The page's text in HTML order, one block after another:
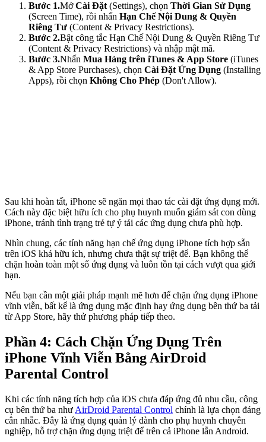
Bước 1.MởCài Đặt (Settings), chọn Thời Gian Sử Dụng
(Screen Time), rồi nhấn Hạn Chế Nội Dung & Quyền
Riêng Tư (Content & Privacy Restrictions).
Bước 2.Bật công tắc Hạn Chế Nội Dung & Quyền Riêng Tư
(Content & Privacy Restrictions) và nhập mật mã.
Bước 3.Nhấn Mua Hàng trên iTunes & App Store (iTunes
& App Store Purchases), chọn Cài Đặt Ứng Dụng (Installing
Apps), rồi chọn Không Cho Phép (Don't Allow).
Sau khi hoàn tất, iPhone sẽ ngăn mọi thao tác cài đặt ứng dụng mới.
Cách này đặc biệt hữu ích cho phụ huynh muốn giám sát con dùng
iPhone, tránh tình trạng trẻ tự ý tải các ứng dụng chưa phù hợp.
Nhìn chung, các tính năng hạn chế ứng dụng iPhone tích hợp sẵn
trên iOS khá hữu ích, nhưng chưa thật sự triệt để. Bạn không thể
chặn hoàn toàn một số ứng dụng và luôn tồn tại cách vượt qua giới
hạn.
Nếu bạn cần một giải pháp mạnh mẽ hơn để chặn ứng dụng iPhone
vĩnh viễn, bất kể là ứng dụng mặc định hay ứng dụng bên thứ ba tải
từ App Store, hãy thử phương pháp tiếp theo.
Phần 4: Cách Chặn Ứng Dụng Trên
iPhone Vĩnh Viễn Bằng AirDroid
Parental Control
Khi các tính năng tích hợp của iOS chưa đáp ứng đủ nhu cầu, công
cụ bên thứ ba như AirDroid Parental Control chính là lựa chọn đáng
cân nhắc. Đây là ứng dụng quản lý dành cho phụ huynh chuyên
nghiệp, hỗ trợ chặn ứng dụng triệt để trên cả iPhone lẫn Android.